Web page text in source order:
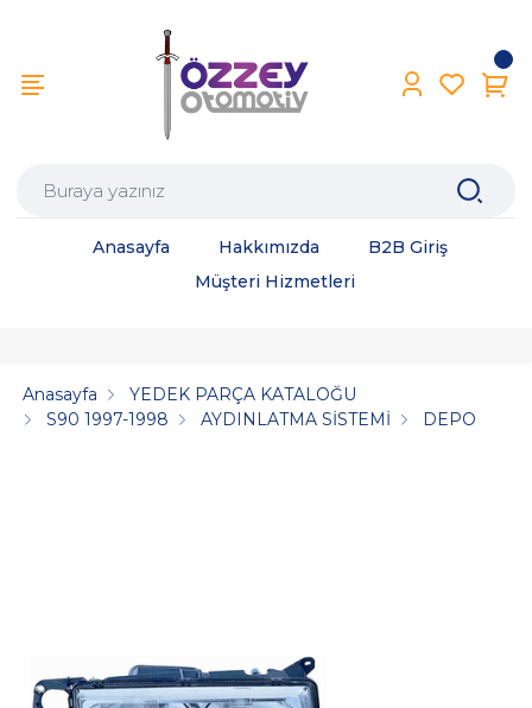
Anasayfa Hakkımızda
B2B Giriş
Müşteri Hizmetleri
Anasayfa
YEDEK PARÇA KATALOĞU
S90 1997-1998
AYDINLATMA SİSTEMİ DEPO